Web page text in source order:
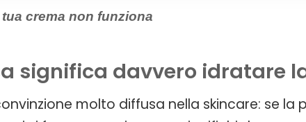
crema non funziona
significa davvero idratare
molto diffusa nella skincare: se